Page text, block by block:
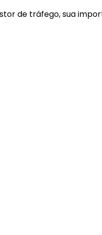
de tráfego, sua